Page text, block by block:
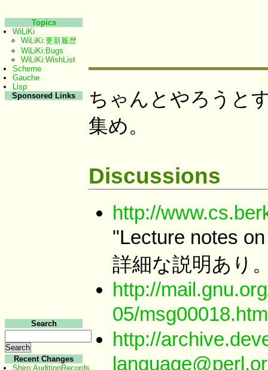
ちゃんとやろうと
集め。
Discussions
http://
"Lecture notes
詳細な説明あり
http://
05/
http://
Topics
WiLiKi
WiLiKi:更新履歴
WiLiKi:Bugs
WiLiKi:WishList
Scheme
Gauche
Lisp
Sponsored Links
Search
Recent Changes
Shiro:AuditionRecords